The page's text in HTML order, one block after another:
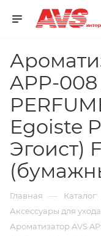
APP-008
Egoiste
Эгоист)
Главная — Каталог
Аксессуары для ухода
Ароматизатор AVS